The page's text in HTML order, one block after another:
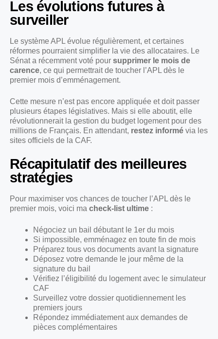
Les évolutions futures à
surveiller
Le système APL évolue régulièrement, et certaines
réformes pourraient simplifier la vie des allocataires. Le
Sénat a récemment voté pour supprimer le mois de
carence, ce qui permettrait de toucher l’APL dès le
premier mois d’emménagement.
Cette mesure n’est pas encore appliquée et doit passer
plusieurs étapes législatives. Mais si elle aboutit, elle
révolutionnerait la gestion du budget logement pour des
millions de Français. En attendant, restez informé via les
sites officiels de la CAF.
Récapitulatif des meilleures
stratégies
Pour maximiser vos chances de toucher l’APL dès le
premier mois, voici ma check-list ultime :
Négociez un bail débutant le 1er du mois
Si impossible, emménagez en toute fin de mois
Préparez tous vos documents avant la signature
Déposez votre demande le jour même de la
signature du bail
Vérifiez l’éligibilité du logement avec le simulateur
CAF
Surveillez votre dossier quotidiennement les
premiers jours
Répondez immédiatement aux demandes de
pièces complémentaires